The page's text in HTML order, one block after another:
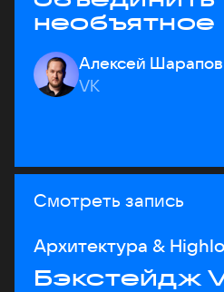
необъятное
Алексей Шарапов
VK
Смотреть запись
Архитектура &
Бэкстейдж